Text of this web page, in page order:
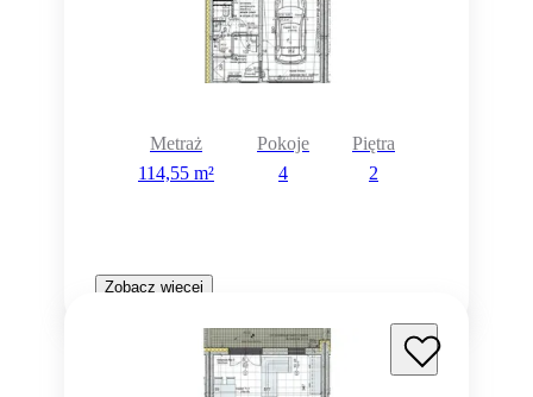
Metraż
114,55 m²
Pokoje
4
Piętra
2
Zobacz więcej